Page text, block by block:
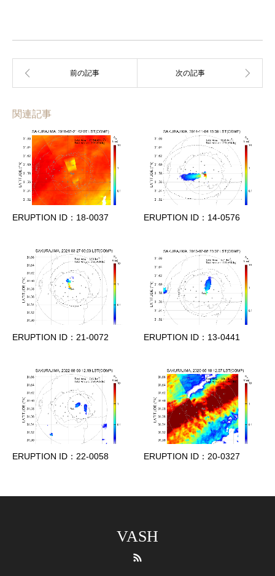
関連記事
ERUPTION ID：18-0037 ERUPTION ID：14-0576
ERUPTION ID：21-0072 ERUPTION ID：13-0441
ERUPTION ID：22-0058 ERUPTION ID：20-0327
VASH